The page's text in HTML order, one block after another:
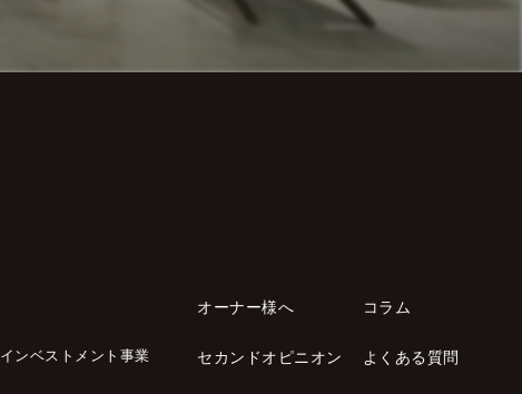
インベストメント事業
オーナー様へ
セカンドオピニオン
コラム
よくある質問